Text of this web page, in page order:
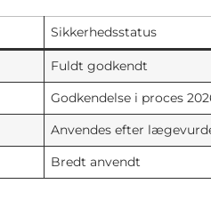
Sikkerhedsstatus
Fuldt godkendt
Godkendelse i proces
Anvendes efter
Bredt anvendt